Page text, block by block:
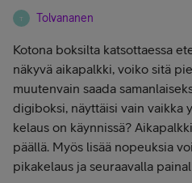
T Tolvananen
Kotona boksilta katsottaessa
näkyvä aikapalkki, voiko sitä
muutenvain saada
digiboksi, näyttäisi vain vaikka
kelaus on käynnissä?
päällä. Myös lisää nopeuksia
pikakelaus ja seuraavalla